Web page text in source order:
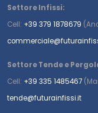
Settore Infissi:
Cell: +39 379 1878679
Settore Tende e
Cell: +39 335 1485467
tende@futurainfissi.it